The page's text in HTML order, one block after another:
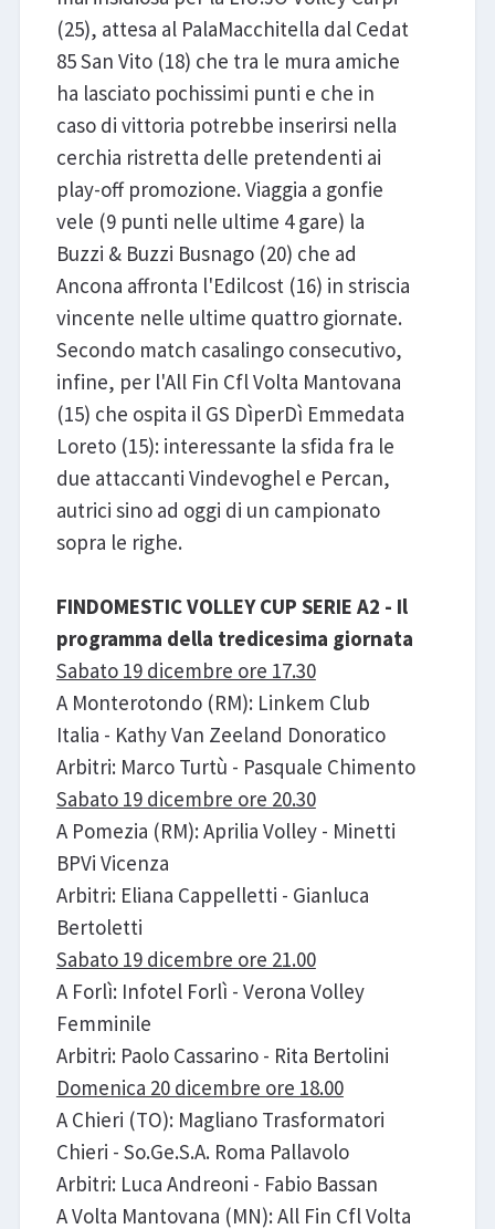
(25), attesa al PalaMacchitella dal Cedat
85 San Vito (18) che tra le mura amiche
ha lasciato pochissimi punti e che in
caso di vittoria potrebbe inserirsi nella
cerchia ristretta delle pretendenti ai
play-off promozione. Viaggia a gonfie
vele (9 punti nelle ultime 4 gare) la
Buzzi & Buzzi Busnago (20) che ad
Ancona affronta l'Edilcost (16) in striscia
vincente nelle ultime quattro giornate.
Secondo match casalingo consecutivo,
infine, per l'All Fin Cfl Volta Mantovana
(15) che ospita il GS DìperDì Emmedata
Loreto (15): interessante la sfida fra le
due attaccanti Vindevoghel e Percan,
autrici sino ad oggi di un campionato
sopra le righe.
FINDOMESTIC VOLLEY CUP SERIE A2 - Il
programma della tredicesima giornata
Sabato 19 dicembre ore 17.30
A Monterotondo (RM): Linkem Club
Italia - Kathy Van Zeeland Donoratico
Arbitri: Marco Turtù - Pasquale Chimento
Sabato 19 dicembre ore 20.30
A Pomezia (RM): Aprilia Volley - Minetti
BPVi Vicenza
Arbitri: Eliana Cappelletti - Gianluca
Bertoletti
Sabato 19 dicembre ore 21.00
A Forlì: Infotel Forlì - Verona Volley
Femminile
Arbitri: Paolo Cassarino - Rita Bertolini
Domenica 20 dicembre ore 18.00
A Chieri (TO): Magliano Trasformatori
Chieri - So.Ge.S.A. Roma Pallavolo
Arbitri: Luca Andreoni - Fabio Bassan
A Volta Mantovana (MN): All Fin Cfl Volta